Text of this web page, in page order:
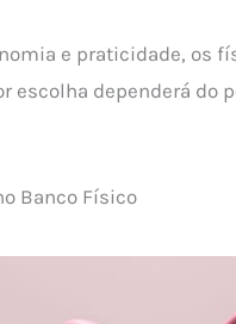
e praticidade, os
escolha dependerá do
Banco Físico